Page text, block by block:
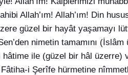
Allah’ım! Allah’ım! Din
güzel bir hayât yaşamayı
nimetin tamamını
hâtime ile (güzel bir hâl üzerre)
i Şerîfe hürmetine